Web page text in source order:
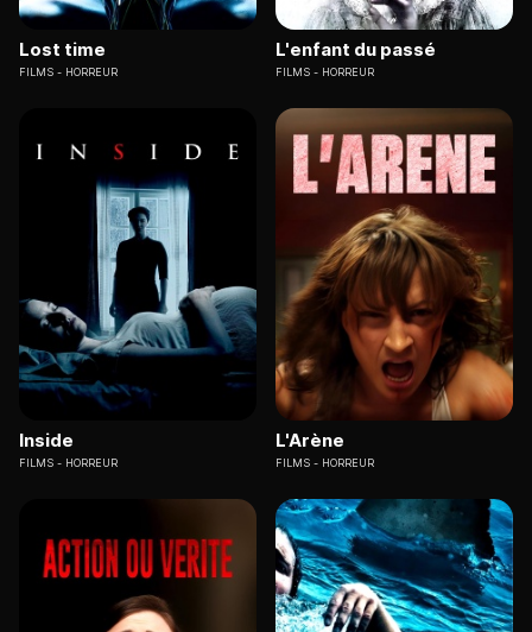
Lost time
FILMS HORREUR
L'enfant du passé
FILMS HORREUR
Inside
FILMS HORREUR
L'Arène
FILMS HORREUR